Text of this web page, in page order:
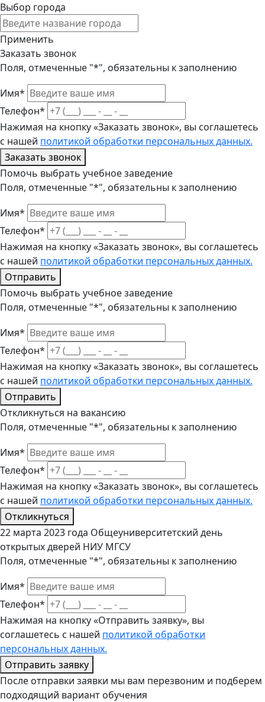
Выбор города
Применить
Заказать звонок
Поля, отмеченные "*", обязательны к заполнению
Имя*
Телефон*
Нажимая на кнопку «Заказать звонок», вы соглашетесь
с нашей политикой обработки персональных данных.
Заказать звонок
Помочь выбрать учебное заведение
Поля, отмеченные "*", обязательны к заполнению
Имя*
Телефон*
Нажимая на кнопку «Заказать звонок», вы соглашетесь
с нашей политикой обработки персональных данных.
Отправить
Помочь выбрать учебное заведение
Поля, отмеченные "*", обязательны к заполнению
Имя*
Телефон*
Нажимая на кнопку «Заказать звонок», вы соглашетесь
с нашей политикой обработки персональных данных.
Отправить
Откликнуться на вакансию
Поля, отмеченные "*", обязательны к заполнению
Имя*
Телефон*
Нажимая на кнопку «Заказать звонок», вы соглашетесь
с нашей политикой обработки персональных данных.
Откликнуться
22 марта 2023 года Общеуниверситетский день
открытых дверей НИУ МГСУ
Поля, отмеченные "*", обязательны к заполнению
Имя*
Телефон*
Нажимая на кнопку «Отправить заявку», вы
соглашетесь с нашей политикой обработки
персональных данных.
Отправить заявку
После отправки заявки мы вам перезвоним и подберем
подходящий вариант обучения